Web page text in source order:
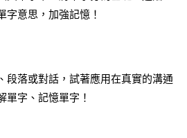
字意思，加強記憶！
段落或對話，試著應用在真實的溝通
單字、記憶單字！